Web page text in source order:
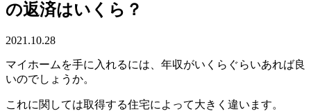
の返済はいくら？
2021.10.28
マイホームを手に入れるには、年収がいくらぐらいあれば良
いのでしょうか。
これに関しては取得する住宅によって大きく違います。